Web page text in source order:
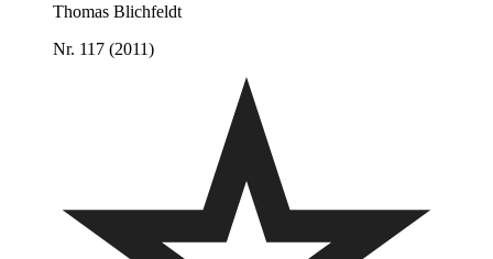
Thomas Blichfeldt
Nr. 117 (2011)